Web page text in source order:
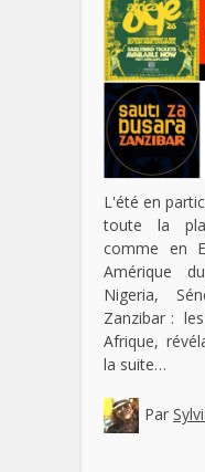
L'été en
toute la
comme en
Amérique
Nigeria,
Zanzibar :
Afrique,
la suite…
Par